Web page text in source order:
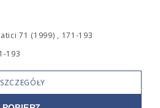
71 (1999) , 171-193
193
SZCZEGÓŁY